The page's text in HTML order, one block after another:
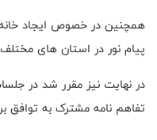
همچنین در خصوص ایجاد
پیام نور در استان های
در نهایت نیز مقرر شد در
تفاهم نامه مشترک به توافق